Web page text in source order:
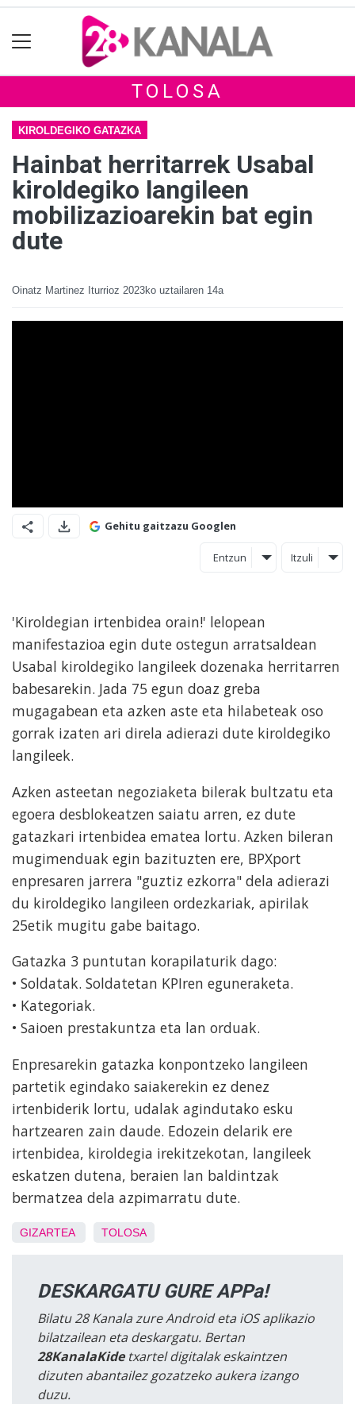
TOLOSA
KIROLDEGIKO GATAZKA
Hainbat herritarrek Usabal
kiroldegiko langileen
mobilizazioarekin bat egin
dute
Oinatz Martinez Iturrioz 2023ko uztailaren 14a
Gehitu gaitzazu Googlen
Entzun Itzuli
'Kiroldegian irtenbidea orain!' lelopean
manifestazioa egin dute ostegun arratsaldean
Usabal kiroldegiko langileek dozenaka herritarren
babesarekin. Jada 75 egun doaz greba
mugagabean eta azken aste eta hilabeteak oso
gorrak izaten ari direla adierazi dute kiroldegiko
langileek.
Azken asteetan negoziaketa bilerak bultzatu eta
egoera desblokeatzen saiatu arren, ez dute
gatazkari irtenbidea ematea lortu. Azken bileran
mugimenduak egin bazituzten ere, BPXport
enpresaren jarrera "guztiz ezkorra" dela adierazi
du kiroldegiko langileen ordezkariak, apirilak
25etik mugitu gabe baitago.
Gatazka 3 puntutan korapilaturik dago:
• Soldatak. Soldatetan KPIren eguneraketa.
• Kategoriak.
• Saioen prestakuntza eta lan orduak.
Enpresarekin gatazka konpontzeko langileen
partetik egindako saiakerekin ez denez
irtenbiderik lortu, udalak agindutako esku
hartzearen zain daude. Edozein delarik ere
irtenbidea, kiroldegia irekitzekotan, langileek
eskatzen dutena, beraien lan baldintzak
bermatzea dela azpimarratu dute.
GIZARTEA TOLOSA
DESKARGATU GURE APPa!
Bilatu 28 Kanala zure Android eta iOS aplikazio
bilatzailean eta deskargatu. Bertan
28KanalaKidetxartel digitalak eskaintzen
dizuten abantailez gozatzeko aukera izango
duzu.